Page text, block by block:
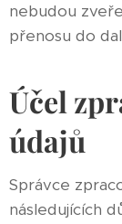
nebudou
přenosu do
Účel
údajů
Správce
následujících